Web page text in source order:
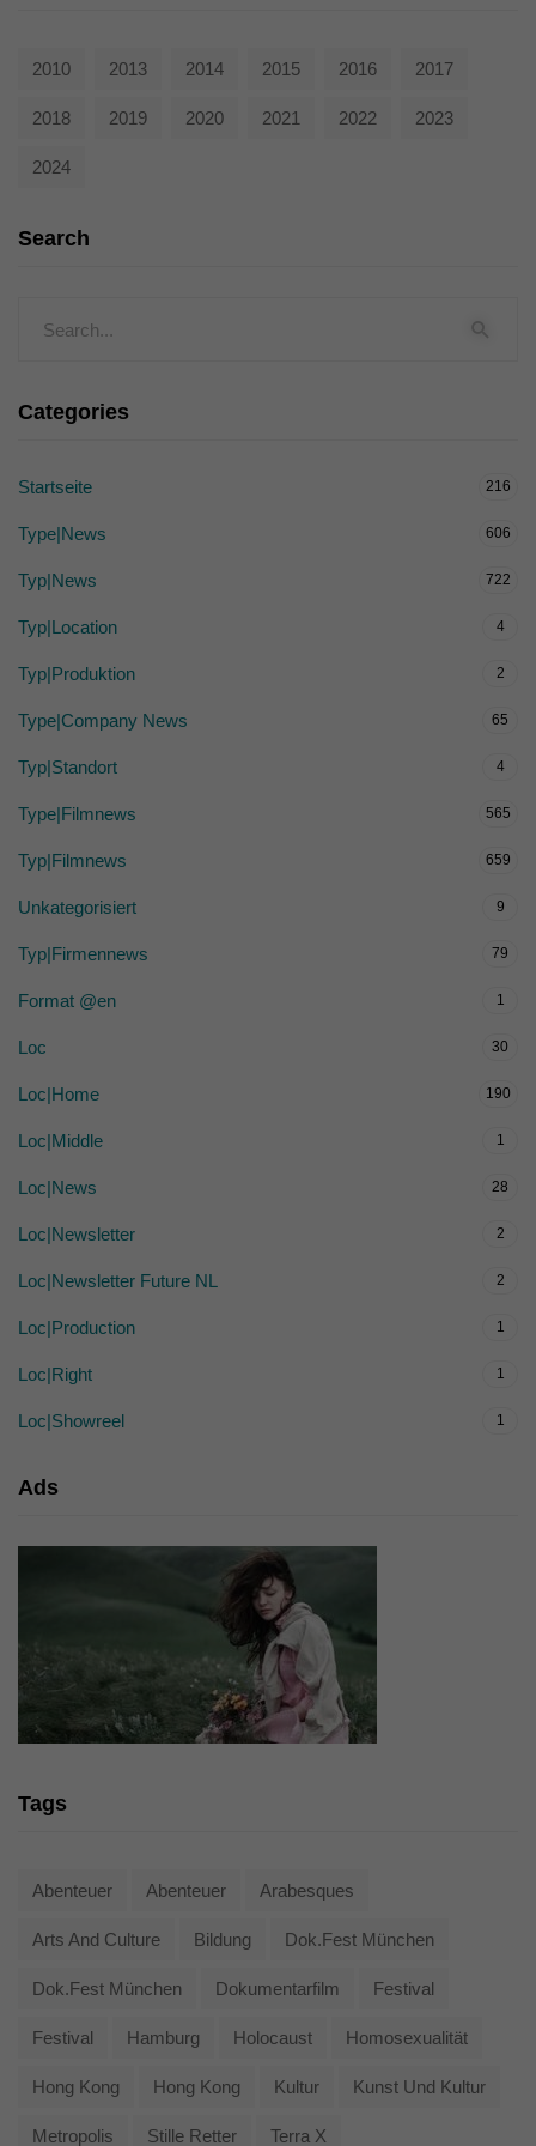
2010 2013 2014 2015 2016 2017
2018 2019 2020 2021 2022 2023
2024
Search
Categories
Startseite 216
Type|News 606
Typ|News 722
Typ|Location 4
Typ|Produktion 2
Type|Company News 65
Typ|Standort 4
Type|Filmnews 565
Typ|Filmnews 659
Unkategorisiert 9
Typ|Firmennews 79
Format @en 1
Loc 30
Loc|Home 190
Loc|Middle 1
Loc|News 28
Loc|Newsletter 2
Loc|Newsletter Future NL 2
Loc|Production 1
Loc|Right 1
Loc|Showreel 1
Ads
Tags
Abenteuer Abenteuer Arabesques
Arts And Culture Bildung Dok.fest München
Dok.fest München Dokumentarfilm Festival
Festival Hamburg Holocaust Homosexualität
Hong Kong Hong Kong Kultur Kunst Und Kultur
Metropolis Stille Retter Terra X